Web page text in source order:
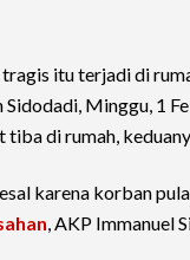
itu terjadi di
Sidodadi, Minggu, 1
tiba di rumah,
karena korban
, AKP Immanuel